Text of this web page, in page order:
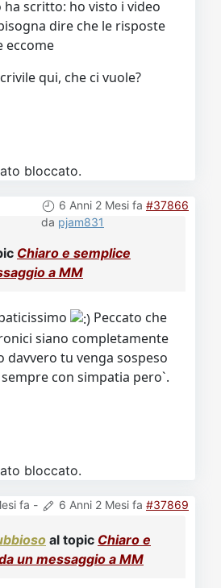
scritto: ho visto i video
dire che le risposte
eccome
qui, che ci vuole?
bloccato.
6 Anni 2 Mesi fa #37866
da pjam831
Chiaro e semplice
a MM
Peccato che
siano completamente
davvero tu venga sospeso
con simpatia pero`.
bloccato.
fa - 6 Anni 2 Mesi fa #37869
al topic Chiaro e
un messaggio a MM